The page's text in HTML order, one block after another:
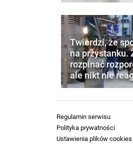
Twierdzi, że
na przystanku.
rozpinać
ale nikt nie
Regulamin serwisu
Polityka prywatności
Ustawienia plików cookies